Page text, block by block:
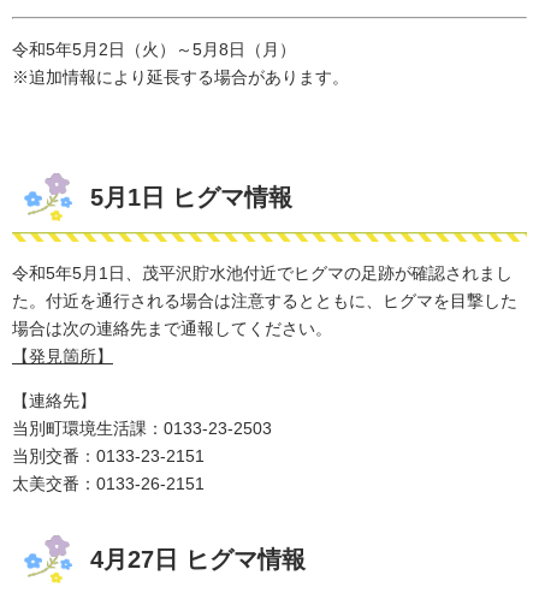
令和5年5月2日（火）～5月8日（月）
※追加情報により延長する場合があります。
5月1日 ヒグマ情報
令和5年5月1日、茂平沢貯水池付近でヒグマの足跡が確認されまし
た。付近を通行される場合は注意するとともに、ヒグマを目撃した
場合は次の連絡先まで通報してください。
【発見箇所】
【連絡先】
当別町環境生活課：0133-23-2503
​当別交番：0133-23-2151
太美交番：0133-26-2151
4月27日 ヒグマ情報